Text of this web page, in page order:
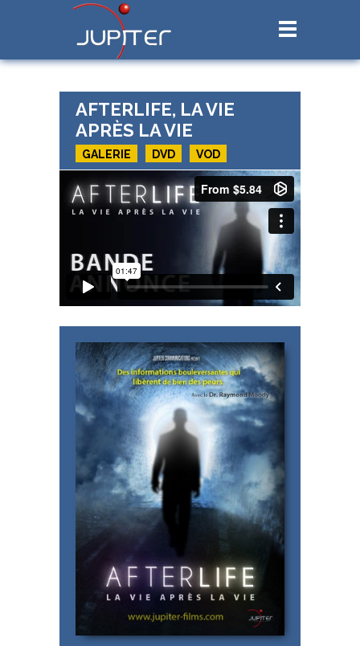
AFTERLIFE, LA VIE
APRÈS LA VIE
GALERIE DVD VOD